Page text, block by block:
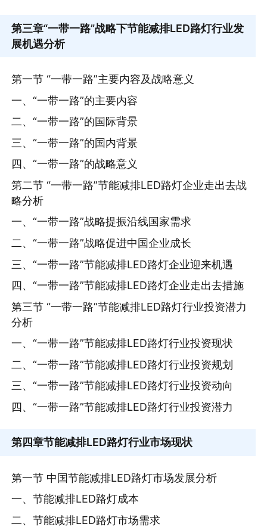
第三章“一带一路”战略下节能减排LED路灯行业发
展机遇分析
第一节 “一带一路”主要内容及战略意义
一、“一带一路”的主要内容
二、“一带一路”的国际背景
三、“一带一路”的国内背景
四、“一带一路”的战略意义
第二节 “一带一路”节能减排LED路灯企业走出去战
略分析
一、“一带一路”战略提振沿线国家需求
二、“一带一路”战略促进中国企业成长
三、“一带一路”节能减排LED路灯企业迎来机遇
四、“一带一路”节能减排LED路灯企业走出去措施
第三节 “一带一路”节能减排LED路灯行业投资潜力
分析
一、“一带一路”节能减排LED路灯行业投资现状
二、“一带一路”节能减排LED路灯行业投资规划
三、“一带一路”节能减排LED路灯行业投资动向
四、“一带一路”节能减排LED路灯行业投资潜力
第四章节能减排LED路灯行业市场现状
第一节 中国节能减排LED路灯市场发展分析
一、节能减排LED路灯成本
二、节能减排LED路灯市场需求